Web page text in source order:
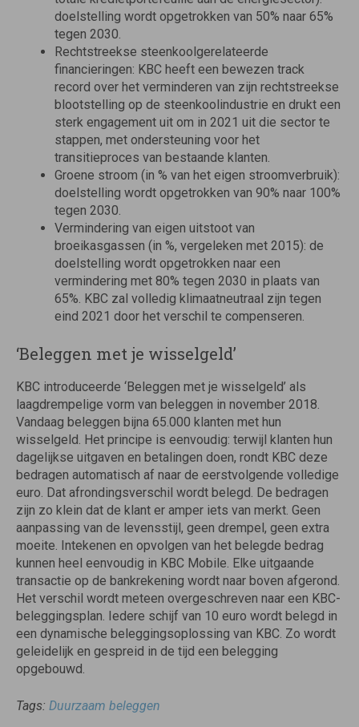
doelstelling wordt opgetrokken van 50% naar 65%
tegen 2030.
Rechtstreekse steenkoolgerelateerde
financieringen: KBC heeft een bewezen track
record over het verminderen van zijn rechtstreekse
blootstelling op de steenkoolindustrie en drukt een
sterk engagement uit om in 2021 uit die sector te
stappen, met ondersteuning voor het
transitieproces van bestaande klanten.
Groene stroom (in % van het eigen stroomverbruik):
doelstelling wordt opgetrokken van 90% naar 100%
tegen 2030.
Vermindering van eigen uitstoot van
broeikasgassen (in %, vergeleken met 2015): de
doelstelling wordt opgetrokken naar een
vermindering met 80% tegen 2030 in plaats van
65%. KBC zal volledig klimaatneutraal zijn tegen
eind 2021 door het verschil te compenseren.
‘Beleggen met je wisselgeld’
KBC introduceerde ‘Beleggen met je wisselgeld’ als
laagdrempelige vorm van beleggen in november 2018.
Vandaag beleggen bijna 65.000 klanten met hun
wisselgeld. Het principe is eenvoudig: terwijl klanten hun
dagelijkse uitgaven en betalingen doen, rondt KBC deze
bedragen automatisch af naar de eerstvolgende volledige
euro. Dat afrondingsverschil wordt belegd. De bedragen
zijn zo klein dat de klant er amper iets van merkt. Geen
aanpassing van de levensstijl, geen drempel, geen extra
moeite. Intekenen en opvolgen van het belegde bedrag
kunnen heel eenvoudig in KBC Mobile. Elke uitgaande
transactie op de bankrekening wordt naar boven afgerond.
Het verschil wordt meteen overgeschreven naar een KBC-
beleggingsplan. Iedere schijf van 10 euro wordt belegd in
een dynamische beleggingsoplossing van KBC. Zo wordt
geleidelijk en gespreid in de tijd een belegging
opgebouwd.
Tags: Duurzaam beleggen